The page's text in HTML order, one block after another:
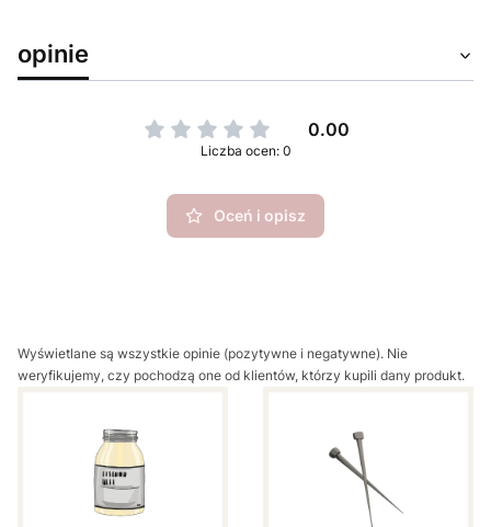
opinie
0.00
Liczba ocen: 0
Oceń i opisz
Wyświetlane są wszystkie opinie (pozytywne i negatywne). Nie
weryfikujemy, czy pochodzą one od klientów, którzy kupili dany produkt.